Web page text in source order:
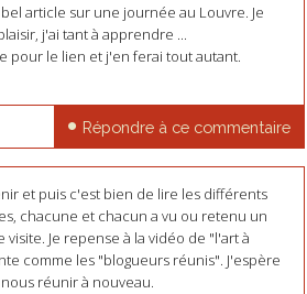
article sur une journée au Louvre. Je
j'ai tant à apprendre ...
pour le lien et j'en ferai tout autant.
Répondre à ce commentaire
et puis c'est bien de lire les différents
chacune et chacun a vu ou retenu un
Je repense à la vidéo de "l'art à
comme les "blogueurs réunis". J'espère
réunir à nouveau.